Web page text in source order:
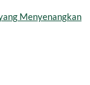
Menyenangkan